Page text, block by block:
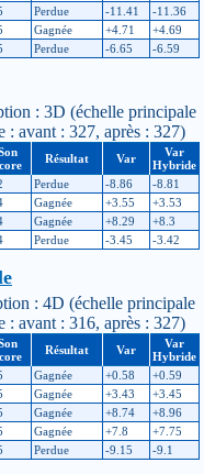
Perdue -11.41
-11.36
Gagnée +4.71
+4.69
Perdue -6.65 -6.59
: 3D (échelle principale
: avant : 327, après : 327)
Résultat Var
Var
Hybride
Perdue -8.86
-8.81
Gagnée +3.55
+3.53
Gagnée +8.29
+8.3
Perdue -3.45 -3.42
: 4D (échelle principale
: avant : 316, après : 327)
Résultat Var
Var
Hybride
Gagnée +0.58
+0.59
Gagnée +3.43
+3.45
Gagnée +8.74
+8.96
Gagnée +7.8
+7.75
Perdue -9.15 -9.1